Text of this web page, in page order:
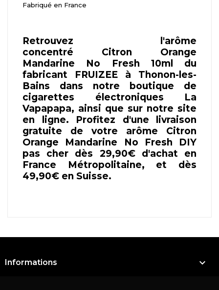
Fabriqué en France
Retrouvez l'arôme
concentré Citron Orange
Mandarine No Fresh 10ml du
fabricant FRUIZEE à Thonon-les-
Bains dans notre boutique de
cigarettes électroniques La
Vapapapa, ainsi que sur notre site
en ligne. Profitez d'une livraison
gratuite de votre arôme Citron
Orange Mandarine No Fresh DIY
pas cher dès 29,90€ d'achat en
France Métropolitaine, et dès
49,90€ en Suisse.
Informations 